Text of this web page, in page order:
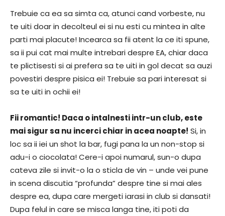
Trebuie ca ea sa simta ca, atunci cand vorbeste, nu
te uiti doar in decolteul ei si nu esti cu mintea in alte
parti mai placute! Incearca sa fii atent la ce iti spune,
sa ii pui cat mai multe intrebari despre EA, chiar daca
te plictisesti si ai prefera sa te uiti in gol decat sa auzi
povestiri despre pisica ei! Trebuie sa pari interesat si
sa te uiti in ochii ei!
Fii romantic! Daca o intalnesti intr-un club, este
mai sigur sa nu incerci chiar in acea noapte! Si, in
loc sa ii iei un shot la bar, fugi pana la un non-stop si
adu-i o ciocolata! Cere-i apoi numarul, sun-o dupa
cateva zile si invit-o la o sticla de vin – unde vei pune
in scena discutia “profunda” despre tine si mai ales
despre ea, dupa care mergeti iarasi in club si dansati!
Dupa felul in care se misca langa tine, iti poti da